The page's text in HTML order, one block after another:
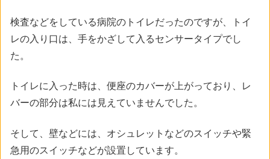
検査などをしている病院のトイレだったのですが、トイ
レの入り口は、手をかざして入るセンサータイプでし
た。
トイレに入った時は、便座のカバーが上がっており、レ
バーの部分は私には見えていませんでした。
そして、壁などには、オシュレットなどのスイッチや緊
急用のスイッチなどが設置しています。